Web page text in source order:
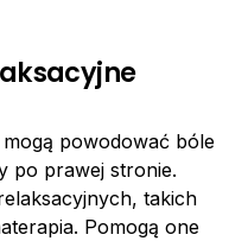
powodować bóle
po prawej stronie.
takich
Pomogą one